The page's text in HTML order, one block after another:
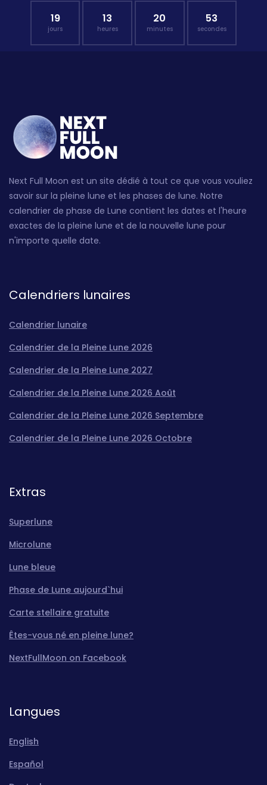
19
jours
13
heures
20
minutes
53
secondes
Next Full Moon est un site dédié à tout ce que vous vouliez
savoir sur la pleine lune et les phases de lune. Notre
calendrier de phase de Lune contient les dates et l'heure
exactes de la pleine lune et de la nouvelle lune pour
n'importe quelle date.
Calendriers lunaires
Calendrier lunaire
Calendrier de la Pleine Lune 2026
Calendrier de la Pleine Lune 2027
Calendrier de la Pleine Lune 2026 Août
Calendrier de la Pleine Lune 2026 Septembre
Calendrier de la Pleine Lune 2026 Octobre
Extras
Superlune
Microlune
Lune bleue
Phase de Lune aujourd`hui
Carte stellaire gratuite
Êtes-vous né en pleine lune?
NextFullMoon on Facebook
Langues
English
Español